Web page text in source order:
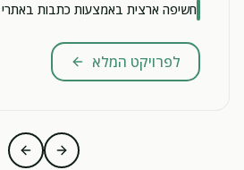
חשיפה ארצית באמצעות כתבות באתרי
לפרויקט המלא
Next slide